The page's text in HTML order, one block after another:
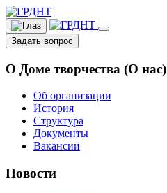
Задать вопрос
О Доме творчества (О нас)
Об организации
История
Структура
Документы
Вакансии
Новости